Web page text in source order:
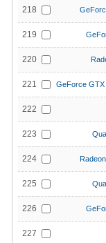
218
219
220
221 GeForce
222
223
224
225
226
227